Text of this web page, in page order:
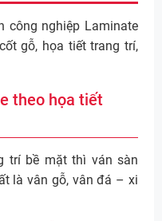
công nghiệp Laminate
gỗ, họa tiết trang trí,
theo họa tiết
trí bề mặt thì ván sàn
là vân gỗ, vân đá – xi